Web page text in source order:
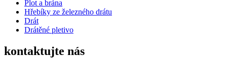
Plot a brána
Hřebíky ze železného drátu
Drát
Drátěné pletivo
kontaktujte nás